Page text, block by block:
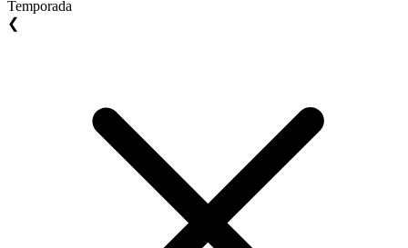
Temporada
❮